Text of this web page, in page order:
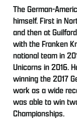
The German-
himself. First in
and then at
with the Franken
national team in
Unicorns in 2016.
winning the 2017
work as a wide
was able to win
Championships.